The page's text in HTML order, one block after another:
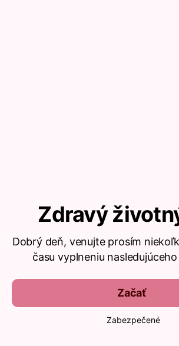
Zdravý
Dobrý deň, venujte prosím
času vyplneniu
Začať
Zabezpečené